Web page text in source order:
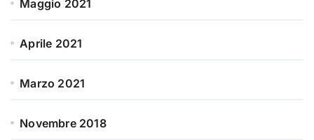
Maggio 2021
Aprile 2021
Marzo 2021
Novembre 2018